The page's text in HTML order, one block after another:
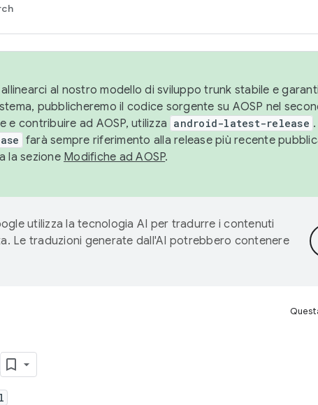
al nostro modello di sviluppo trunk stabile e
pubblicheremo il codice sorgente su AOSP nel
e contribuire ad AOSP, utilizza android-latest-release
farà sempre riferimento alla release più recente
la sezione Modifiche ad AOSP.
utilizza la tecnologia AI per tradurre i contenuti
Le traduzioni generate dall'AI potrebbero contenere